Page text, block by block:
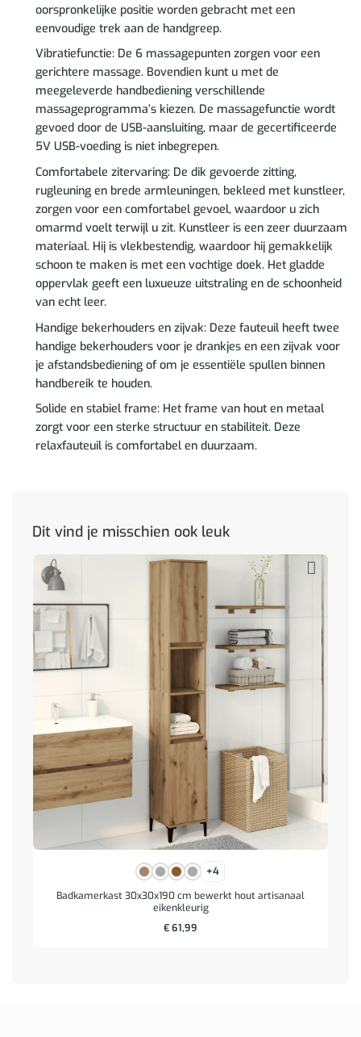
oorspronkelijke positie worden gebracht met een
eenvoudige trek aan de handgreep.
Vibratiefunctie: De 6 massagepunten zorgen voor een
gerichtere massage. Bovendien kunt u met de
meegeleverde handbediening verschillende
massageprogramma’s kiezen. De massagefunctie wordt
gevoed door de USB-aansluiting, maar de gecertificeerde
5V USB-voeding is niet inbegrepen.
Comfortabele zitervaring: De dik gevoerde zitting,
rugleuning en brede armleuningen, bekleed met kunstleer,
zorgen voor een comfortabel gevoel, waardoor u zich
omarmd voelt terwijl u zit. Kunstleer is een zeer duurzaam
materiaal. Hij is vlekbestendig, waardoor hij gemakkelijk
schoon te maken is met een vochtige doek. Het gladde
oppervlak geeft een luxueuze uitstraling en de schoonheid
van echt leer.
Handige bekerhouders en zijvak: Deze fauteuil heeft twee
handige bekerhouders voor je drankjes en een zijvak voor
je afstandsbediening of om je essentiële spullen binnen
handbereik te houden.
Solide en stabiel frame: Het frame van hout en metaal
zorgt voor een sterke structuur en stabiliteit. Deze
relaxfauteuil is comfortabel en duurzaam.
Dit vind je misschien ook leuk
+4
Badkamerkast 30x30x190 cm bewerkt hout artisanaal
eikenkleurig
€61,99